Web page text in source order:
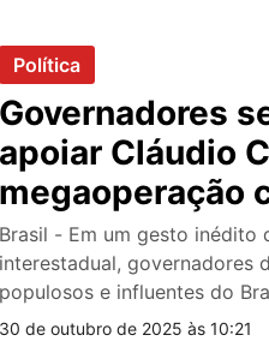
Política
Governadores
apoiar Cláudio
megaoperação
no RJ
Brasil - Em um gesto inédito
interestadual, governadores
populosos e influentes do
30 de outubro de 2025 às 10:21